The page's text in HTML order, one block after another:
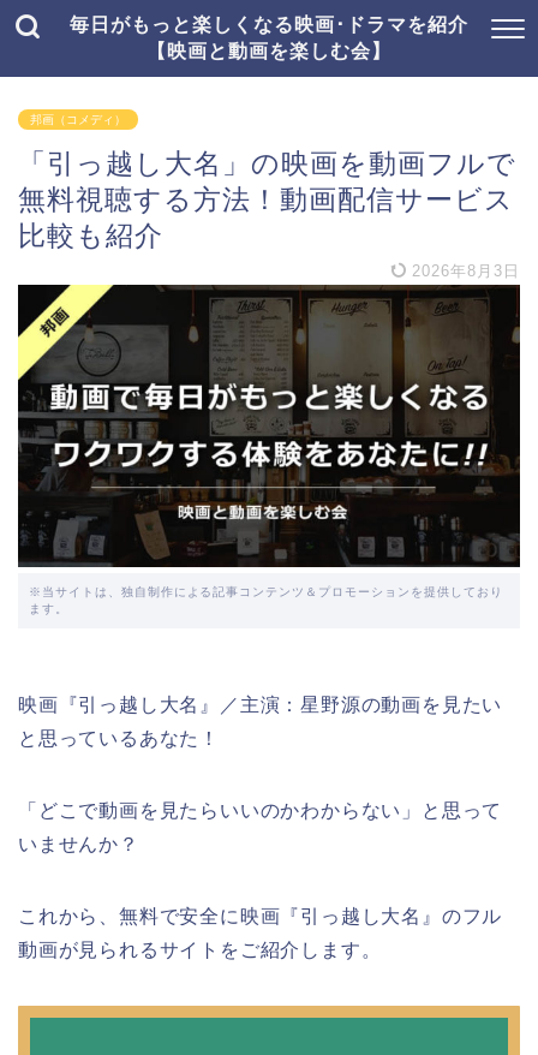
毎日がもっと楽しくなる映画･ドラマを紹介
【映画と動画を楽しむ会】
邦画（コメディ）
「引っ越し大名」の映画を動画フルで
無料視聴する方法！動画配信サービス
比較も紹介
2026年8月3日
※当サイトは、独自制作による記事コンテンツ＆プロモーションを提供しており
ます。
映画『引っ越し大名』／主演：星野源の動画を見たい
と思っているあなた！
「どこで動画を見たらいいのかわからない」と思って
いませんか？
これから、無料で安全に映画『引っ越し大名』のフル
動画が見られるサイトをご紹介します。